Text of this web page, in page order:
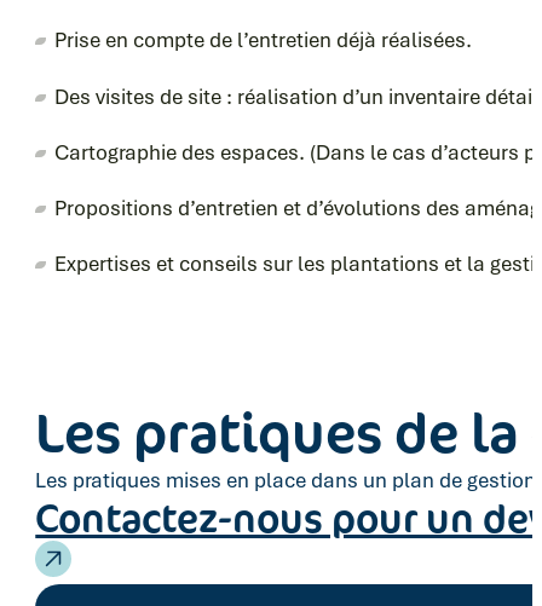
Prise en compte de l’entretien déjà réalisées.
Des visites de site : réalisation d’un inventaire
Cartographie des espaces. (Dans le cas d’acteurs
Propositions d’entretien et d’évolutions des
Expertises et conseils sur les plantations et la
Les pratiques de
Les pratiques mises en place dans un plan de
Contactez-nous pour un